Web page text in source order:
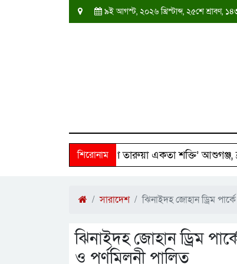
৯ই আগস্ট, ২০২৬ খ্রিস্টাব্দ, ২৫শে শ্রাবণ,
শিরোনাম
পরিবারের পাশে ‘দক্ষিণ তারুয়া একতা শক্তি’ আশুগঞ্জ,
সারাদেশ ঝিনাইদহ জোহান ড্রিম
ঝিনাইদহ জোহান ড্রিম
ও পূর্ণমিলনী পালিত